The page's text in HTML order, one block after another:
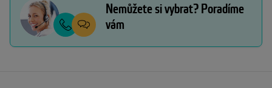
Nemůžete si vybrat? Poradíme
vám